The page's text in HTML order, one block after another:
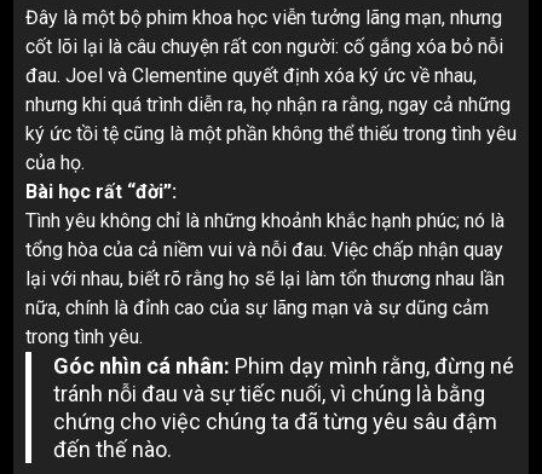
Đây là một bộ phim khoa học viễn tưởng lãng mạn, nhưng
cốt lõi lại là câu chuyện rất con người: cố gắng xóa bỏ nỗi
đau. Joel và Clementine quyết định xóa ký ức về nhau,
nhưng khi quá trình diễn ra, họ nhận ra rằng, ngay cả những
ký ức tồi tệ cũng là một phần không thể thiếu trong tình yêu
của họ.
Bài học rất “đời”:
Tình yêu không chỉ là những khoảnh khắc hạnh phúc; nó là
tổng hòa của cả niềm vui và nỗi đau. Việc chấp nhận quay
lại với nhau, biết rõ rằng họ sẽ lại làm tổn thương nhau lần
nữa, chính là đỉnh cao của sự lãng mạn và sự dũng cảm
trong tình yêu.
Góc nhìn cá nhân: Phim dạy mình rằng, đừng né
tránh nỗi đau và sự tiếc nuối, vì chúng là bằng
chứng cho việc chúng ta đã từng yêu sâu đậm
đến thế nào.